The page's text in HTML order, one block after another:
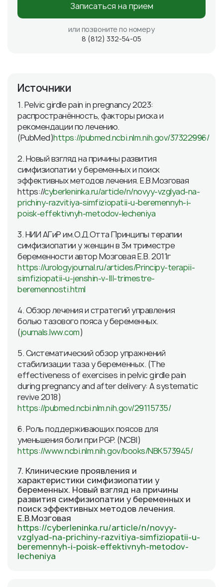
Записаться на прием
или позвоните по номеру
8 (812) 332-54-05
Источники
1. Pelvic girdle pain in pregnancy 2023:
распространённость, факторы риска и
рекомендации по лечению.
(PubMed)https://pubmed.ncbi.nlm.nih.gov/37322996/
2. Новый взгляд на причины развития
симфизиопатии у беременных и поиск
эффективных методов лечения. Е.В.Мозговая
https://cyberleninka.ru/article/n/novyy-vzglyad-na-
prichiny-razvitiya-simfiziopatii-u-beremennyh-i-
poisk-effektivnyh-metodov-lecheniya
3. НИИ АГиР им.О.Д.Отта Принципы терапии
симфизиопатии у женщин в 3м триместре
беременности автор Мозговая Е.В. 2011г
https://urologyjournal.ru/articles/Principy-terapii-
simfiziopatii-u-jenshin-v-III-trimestre-
beremennosti.html
4. Обзор лечения и стратегий управления
болью тазового пояса у беременных.
(journals.lww.com)
5. Систематический обзор упражнений
стабилизации таза у беременных. (The
effectiveness of exercises in pelvic girdle pain
during pregnancy and after delivery: A systematic
revive 2018)
https://pubmed.ncbi.nlm.nih.gov/29115735/
6. Роль поддерживающих поясов для
уменьшения боли при PGP. (NCBI)
https://www.ncbi.nlm.nih.gov/books/NBK573945/
7. Клинические проявления и
характеристики симфизиопатии у
беременных. Новый взгляд на причины
развития симфизиопатии у беременных и
поиск эффективных методов лечения.
Е.В.Мозговая
https://cyberleninka.ru/article/n/novyy-
vzglyad-na-prichiny-razvitiya-simfiziopatii-u-
beremennyh-i-poisk-effektivnyh-metodov-
lecheniya